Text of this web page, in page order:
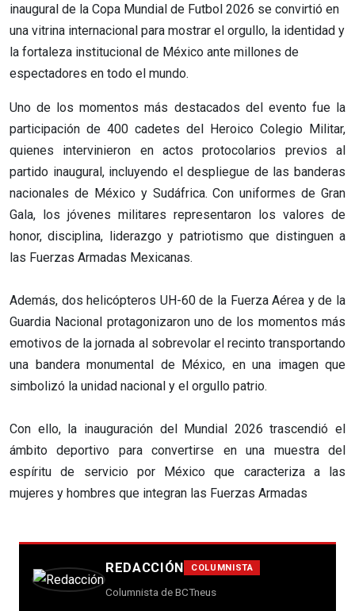
inaugural de la Copa Mundial de Futbol 2026 se convirtió en
una vitrina internacional para mostrar el orgullo, la identidad y
la fortaleza institucional de México ante millones de
espectadores en todo el mundo.
Uno de los momentos más destacados del evento fue la
participación de 400 cadetes del Heroico Colegio Militar,
quienes intervinieron en actos protocolarios previos al
partido inaugural, incluyendo el despliegue de las banderas
nacionales de México y Sudáfrica. Con uniformes de Gran
Gala, los jóvenes militares representaron los valores de
honor, disciplina, liderazgo y patriotismo que distinguen a
las Fuerzas Armadas Mexicanas.
Además, dos helicópteros UH-60 de la Fuerza Aérea y de la
Guardia Nacional protagonizaron uno de los momentos más
emotivos de la jornada al sobrevolar el recinto transportando
una bandera monumental de México, en una imagen que
simbolizó la unidad nacional y el orgullo patrio.
Con ello, la inauguración del Mundial 2026 trascendió el
ámbito deportivo para convertirse en una muestra del
espíritu de servicio por México que caracteriza a las
mujeres y hombres que integran las Fuerzas Armadas
REDACCIÓN COLUMNISTA
Columnista de BCTneus